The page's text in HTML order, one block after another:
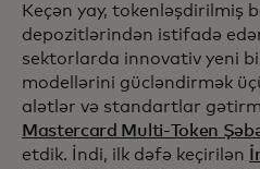
Keçən yay, tokenləşdirilmiş
depozitlərindən istifadə
sektorlarda innovativ yeni
modellərini gücləndirmək
alətlər və standartlar
Mastercard Multi-Token
etdik. İndi, ilk dəfə keçirilən